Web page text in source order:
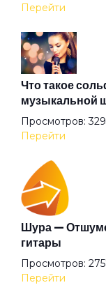
Он вернётся
Она одна
Опавшие листья
Песни из
Последний шанс
Пришла весна
Перейти
Что такое
музыкальной
Просмотров:
Перейти
Шура —
гитары
Просмотров:
Перейти